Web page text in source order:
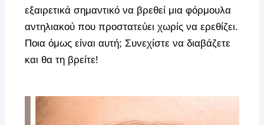
εξαιρετικά σημαντικό να βρεθεί μια φόρμουλα
αντηλιακού που προστατεύει χωρίς να ερεθίζει.
Ποια όμως είναι αυτή; Συνεχίστε να διαβάζετε
και θα τη βρείτε!